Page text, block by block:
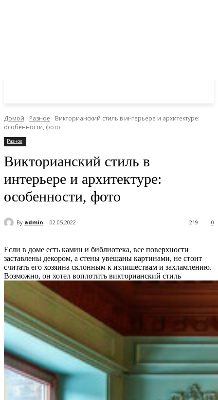
Домой Разное
Викторианский стиль в интерьере и архитектуре:
особенности, фото
Разное
Викторианский стиль в
интерьере и архитектуре:
особенности, фото
By admin 02.05.2022 0
219
Если в доме есть камин и библиотека, все поверхности
заставлены декором, а стены увешаны картинами, не стоит
считать его хозяина склонным к излишествам и захламлению.
Возможно, он хотел воплотить викторианский стиль